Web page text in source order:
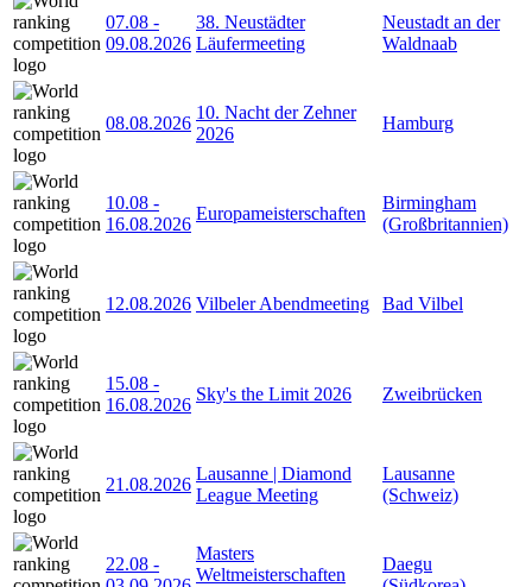
07.08 -
09.08.2026
38. Neustädter
Läufermeeting
Neustadt an der
Waldnaab
08.08.2026
10. Nacht der Zehner
2026
Hamburg
10.08 -
16.08.2026
Europameisterschaften
Birmingham
(Großbritannien)
12.08.2026 Vilbeler Abendmeeting Bad Vilbel
15.08 -
16.08.2026
Sky's the Limit 2026 Zweibrücken
21.08.2026
Lausanne | Diamond
League Meeting
Lausanne
(Schweiz)
22.08 -
Masters
Weltmeisterschaften
Daegu